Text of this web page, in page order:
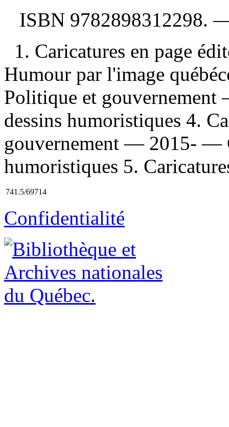
ISBN 9782898312298.
1. Caricatures en page
Humour par l'image
Politique et
dessins humoristiques 4.
gouvernement — 2015- —
humoristiques 5.
741.5/69714
Confidentialité